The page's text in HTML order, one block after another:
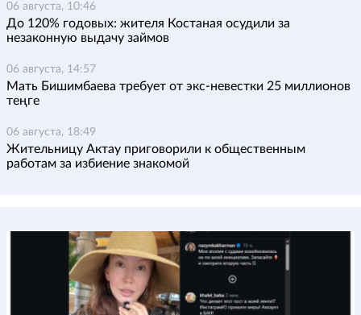
06 августа, 10:46
До 120% годовых: жителя Костаная осудили за
незаконную выдачу займов
06 августа, 14:57
Мать Бишимбаева требует от экс-невестки 25 миллионов
теңге
06 августа, 18:49
Жительницу Актау приговорили к общественным
работам за избиение знакомой